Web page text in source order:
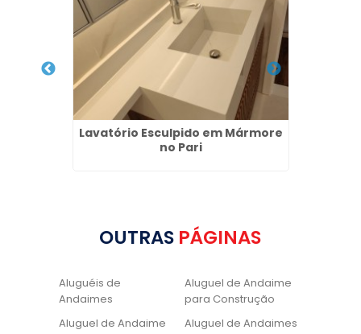
Lavatório Esculpido em Mármore
no Pari
OUTRAS PÁGINAS
Aluguéis de
Andaimes
Aluguel de Andaime
para Construção
Aluguel de Andaime
Aluguel de Andaimes